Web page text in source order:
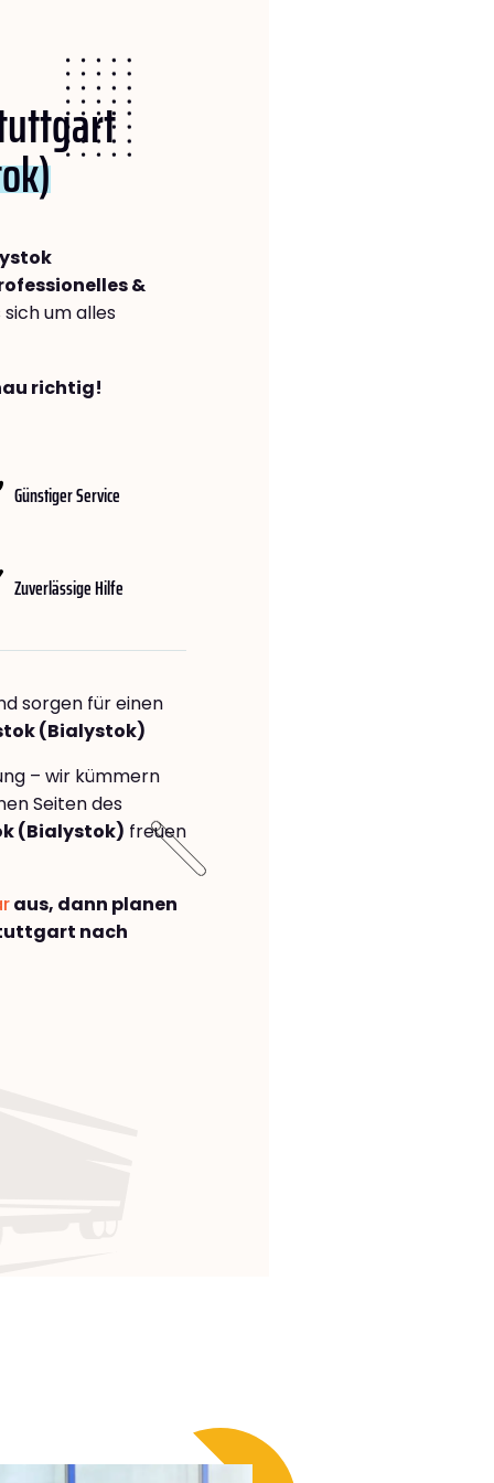
&
sich um alles
richtig!
Günstiger Service
Zuverlässige Hilfe
sorgen für einen
(Bialystok)
– wir kümmern
Seiten des
(Bialystok) freuen
aus, dann planen
nach